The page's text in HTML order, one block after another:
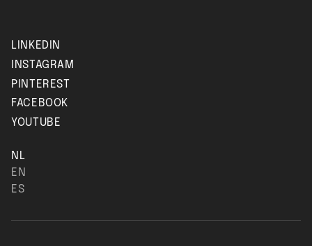
LINKEDIN
INSTAGRAM
PINTEREST
FACEBOOK
YOUTUBE
NL
EN
ES